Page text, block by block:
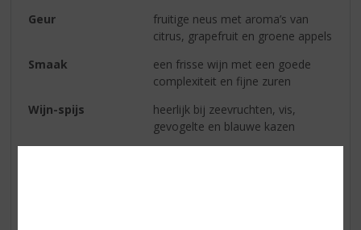
Geur
fruitige neus met aroma’s van
citrus, grapefruit en groene appels
Smaak
een frisse wijn met een goede
complexiteit en fijne zuren
Wijn-spijs
heerlijk bij zeevruchten, vis,
gevogelte en blauwe kazen